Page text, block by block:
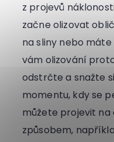
z projevů
začne olizovat
na sliny nebo
vám olizování
odstrčte a snažte
momentu, kdy se
můžete projevit
způsobem,